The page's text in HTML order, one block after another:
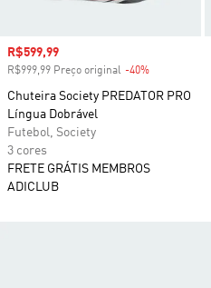
Preço com desconto
R$599,99
R$999,99 Preço original -40%
Chuteira Society PREDATOR PRO
Língua Dobrável
Futebol, Society
3 cores
FRETE GRÁTIS MEMBROS
ADICLUB